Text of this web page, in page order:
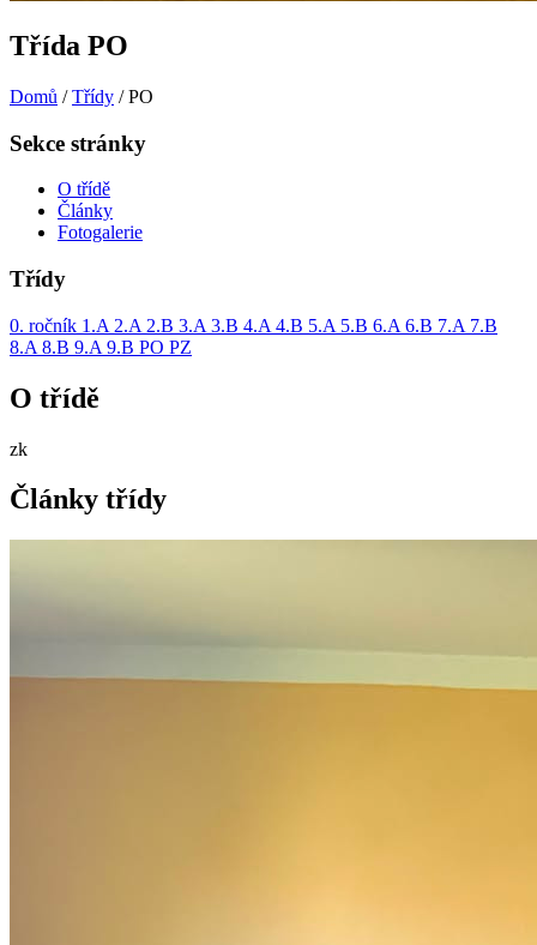
Třída PO
Domů / Třídy / PO
Sekce stránky
O třídě
Články
Fotogalerie
Třídy
0. ročník 1.A 2.A 2.B 3.A 3.B 4.A 4.B 5.A 5.B 6.A 6.B 7.A 7.B
8.A 8.B 9.A 9.B PO PZ
O třídě
zk
Články třídy